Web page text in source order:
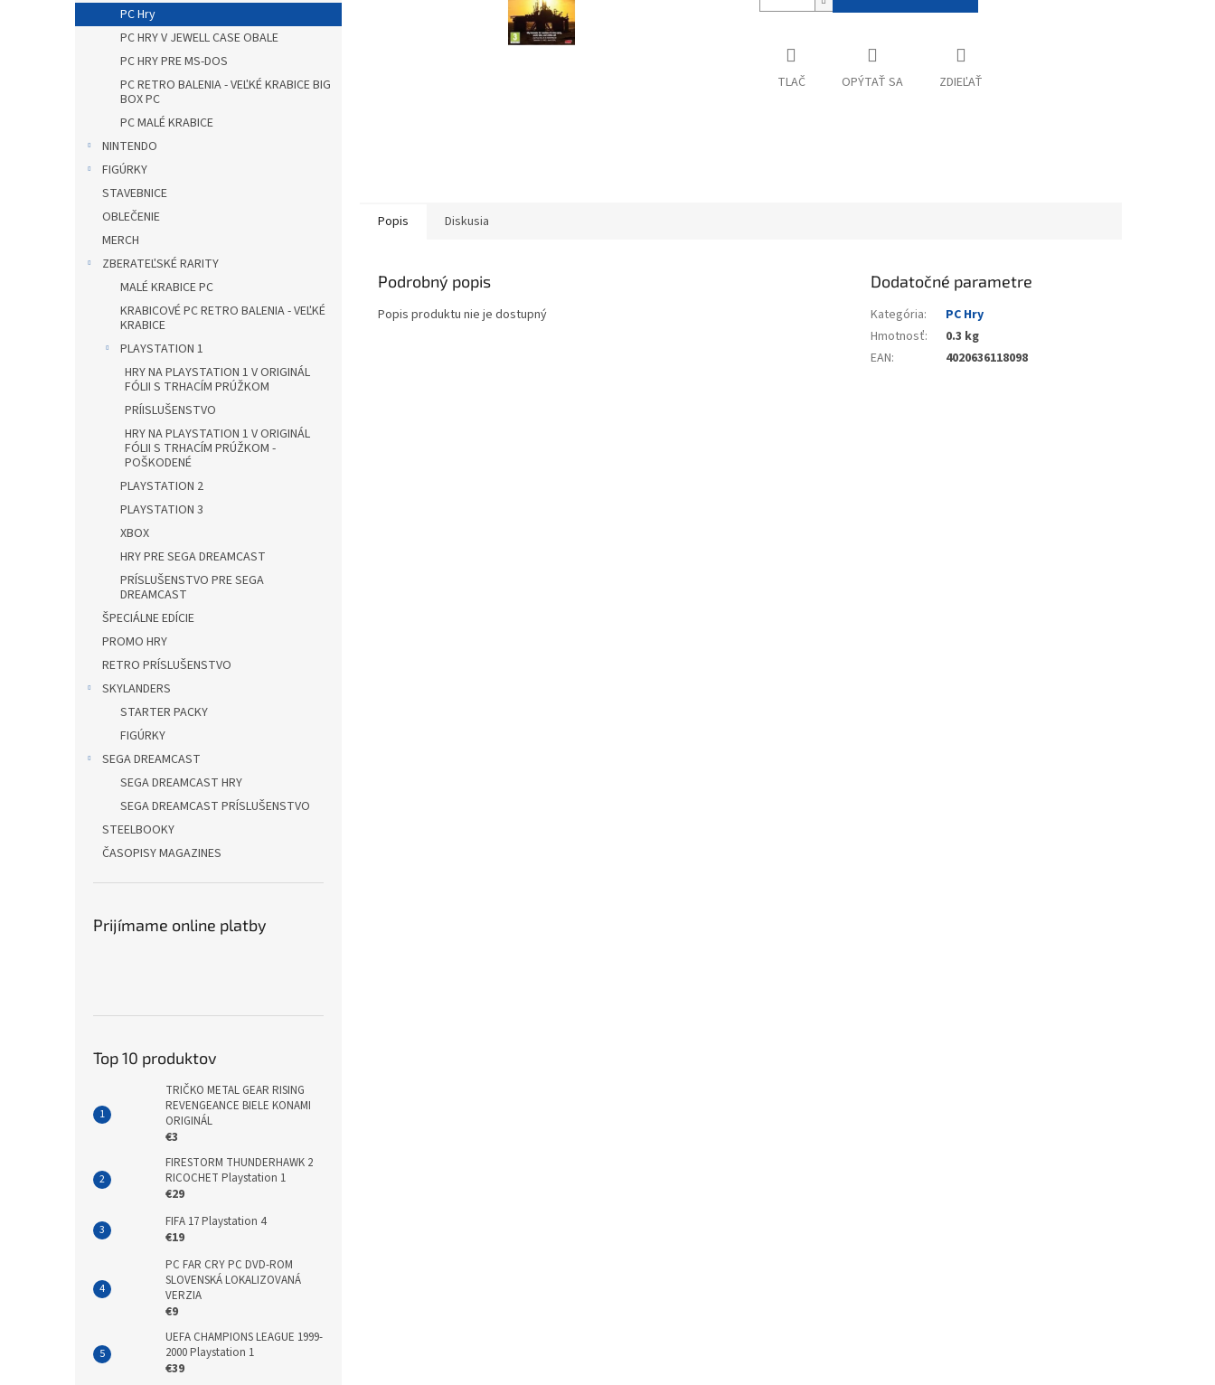
PC Hry
PC HRY V JEWELL CASE OBALE
PC HRY PRE MS-DOS
PC RETRO BALENIA - VEĽKÉ KRABICE BIG
BOX PC
PC MALÉ KRABICE
NINTENDO
FIGÚRKY
STAVEBNICE
OBLEČENIE
MERCH
ZBERATEĽSKÉ RARITY
MALÉ KRABICE PC
KRABICOVÉ PC RETRO BALENIA - VEĽKÉ
KRABICE
PLAYSTATION 1
HRY NA PLAYSTATION 1 V ORIGINÁL
FÓLII S TRHACÍM PRÚŽKOM
PRÍISLUŠENSTVO
HRY NA PLAYSTATION 1 V ORIGINÁL
FÓLII S TRHACÍM PRÚŽKOM -
POŠKODENÉ
PLAYSTATION 2
PLAYSTATION 3
XBOX
HRY PRE SEGA DREAMCAST
PRÍSLUŠENSTVO PRE SEGA
DREAMCAST
ŠPECIÁLNE EDÍCIE
PROMO HRY
RETRO PRÍSLUŠENSTVO
SKYLANDERS
STARTER PACKY
FIGÚRKY
SEGA DREAMCAST
SEGA DREAMCAST HRY
SEGA DREAMCAST PRÍSLUŠENSTVO
STEELBOOKY
ČASOPISY MAGAZINES
Prijímame online platby
Top 10 produktov
TRIČKO METAL GEAR RISING
REVENGEANCE BIELE KONAMI
ORIGINÁL
€3
FIRESTORM THUNDERHAWK 2
RICOCHET Playstation 1
€29
FIFA 17 Playstation 4
€19
PC FAR CRY PC DVD-ROM
SLOVENSKÁ LOKALIZOVANÁ
VERZIA
€9
UEFA CHAMPIONS LEAGUE 1999-
2000 Playstation 1
€39
TLAČ OPÝTAŤ SA ZDIEĽAŤ
Popis Diskusia
Podrobný popis
Popis produktu nie je dostupný
Dodatočné parametre
Kategória:
PC Hry
Hmotnosť:
0.3 kg
EAN: 4020636118098